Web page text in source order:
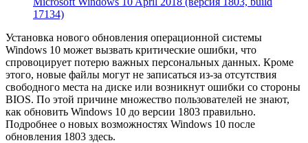
17134)
Установка нового обновления операционной системы
Windows 10 может вызвать критические ошибки, что
спровоцирует потерю важных персональных данных. Кроме
этого, новые файлы могут не записаться из-за отсутствия
свободного места на диске или возникнут ошибки со стороны
BIOS. По этой причине множество пользователей не знают,
как обновить Windows 10 до версии 1803 правильно.
Подробнее о новых возможностях Windows 10 после
обновления 1803 здесь.